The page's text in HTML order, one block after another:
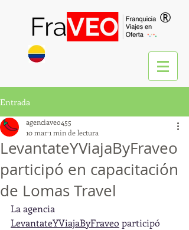
®
Entrada
LevantateYViajaByFraveo
participó en capacitación
de Lomas Travel
agenciaveo455
10 mar1 min de lectura
La agencia
LevantateYViajaByFraveo participó